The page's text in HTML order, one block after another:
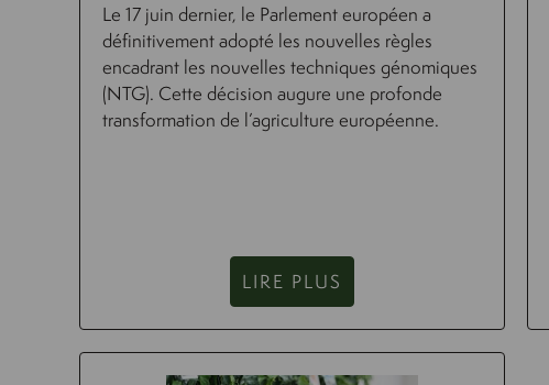
Le 17 juin dernier, le Parlement européen a
définitivement adopté les nouvelles règles
encadrant les nouvelles techniques génomiques
(NTG). Cette décision augure une profonde
transformation de l’agriculture européenne.
LIRE PLUS